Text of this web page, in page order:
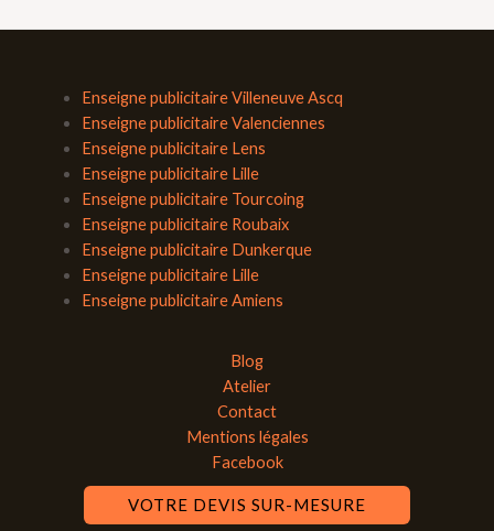
Enseigne publicitaire Villeneuve Ascq
Enseigne publicitaire Valenciennes
Enseigne publicitaire Lens
Enseigne publicitaire Lille
Enseigne publicitaire Tourcoing
Enseigne publicitaire Roubaix
Enseigne publicitaire Dunkerque
Enseigne publicitaire Lille
Enseigne publicitaire Amiens
Blog
Atelier
Contact
Mentions légales
Facebook
VOTRE DEVIS SUR-MESURE